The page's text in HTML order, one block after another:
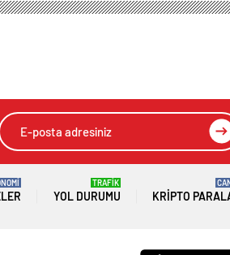
Ajansı, SEO Ajansı